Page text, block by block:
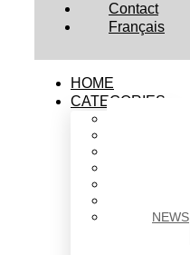
Contact
Français
HOME
CATEGORIES
NEWS